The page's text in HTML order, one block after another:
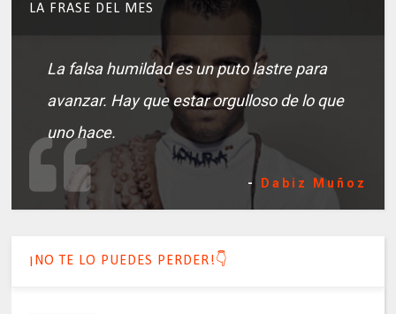
LA FRASE DEL MES
La falsa humildad es un puto lastre para
avanzar. Hay que estar orgulloso de lo que
uno hace.
- Dabiz Muñoz
¡NO TE LO PUEDES PERDER!👇